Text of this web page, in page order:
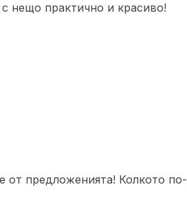
нещо практично и красиво!
от предложенията! Колкото по-